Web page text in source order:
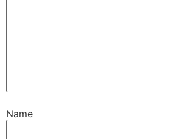
Name